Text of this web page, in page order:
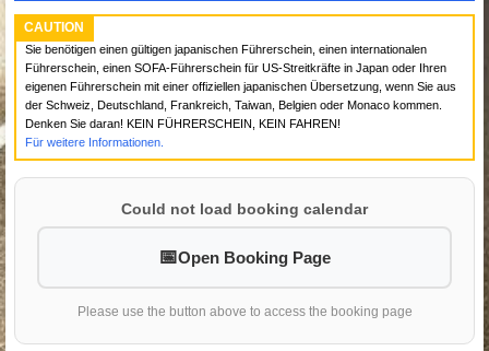
CAUTION
Sie benötigen einen gültigen japanischen Führerschein, einen internationalen
Führerschein, einen SOFA-Führerschein für US-Streitkräfte in Japan oder Ihren
eigenen Führerschein mit einer offiziellen japanischen Übersetzung, wenn Sie aus
der Schweiz, Deutschland, Frankreich, Taiwan, Belgien oder Monaco kommen.
Denken Sie daran! KEIN FÜHRERSCHEIN, KEIN FAHREN!
Für weitere Informationen.
Could not load booking calendar
Open Booking Page
Please use the button above to access the booking page